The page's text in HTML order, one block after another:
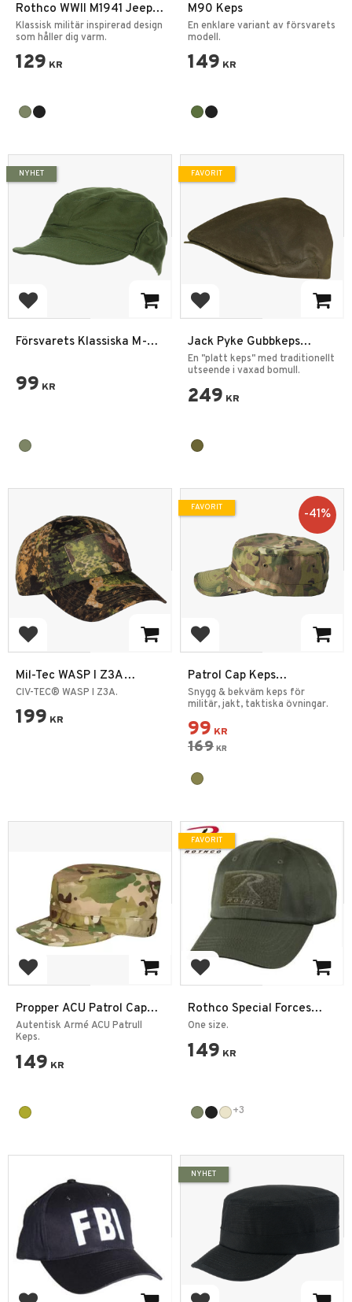
Rothco WWII M1941 Jeep
Cap Acryl Mössa
Klassisk militär inspirerad design
som håller dig varm.
129 KR
M90 Keps
En enklare variant av försvarets
modell.
149 KR
Lägg till i favoriter
Försvarets Klassiska M-59
99 KR
NYHET
Lägg till i favoriter
Jack Pyke Gubbkeps
Jaktgrön
En "platt keps" med traditionellt
utseende i vaxad bomull.
249 KR
FAVORIT
Lägg till i favoriter
Mil-Tec WASP I Z3A
Taktisk Baseball Keps
CIV-TEC® WASP I Z3A.
199 KR
Lägg till i favoriter
Patrol Cap Keps
Operational Camo
Snygg & bekväm keps för
militär, jakt, taktiska övningar.
99 KR
169 KR
41%
FAVORIT
Lägg till i favoriter
Propper ACU Patrol Cap
Multicam
Autentisk Armé ACU Patrull
Keps.
149 KR
Lägg till i favoriter
Rothco Special Forces
Tactical Operator Cap
One size.
149 KR
FAVORIT
+3
NYHET